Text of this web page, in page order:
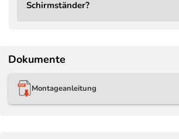
Schirmständer
Schirmständer?
Dokumente
Montageanleitung